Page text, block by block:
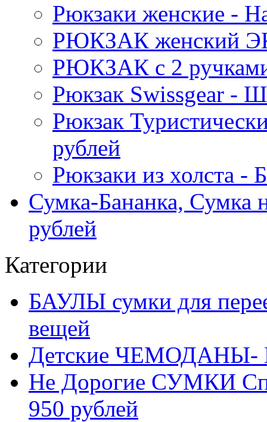
Рюкзаки женские -
РЮКЗАК женский
РЮКЗАК c 2 ручками
Рюкзак Swissgear
Рюкзак
рублей
Рюкзаки из холста
Сумка-Бананка, Сумка
рублей
Категории
БАУЛЫ сумки для
вещей
Детские ЧЕМОДАНЫ-
Не Дорогие СУМКИ
950 рублей